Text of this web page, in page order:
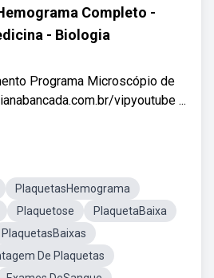
Completo -
- Biologia
Programa Microscópio de
vipyoutube ...
PlaquetasHemograma
Plaquetose
PlaquetaBaixa
PlaquetasBaixas
De Plaquetas